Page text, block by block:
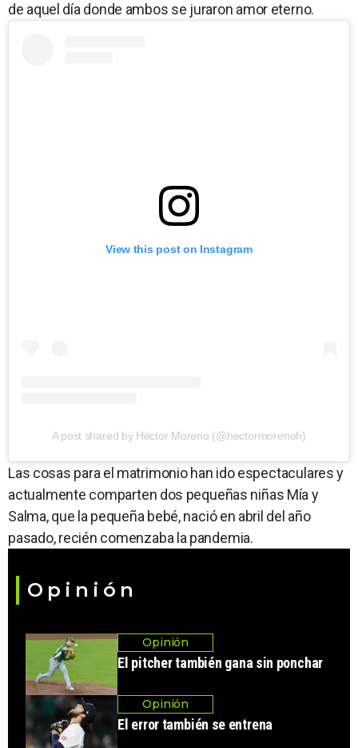
de aquel día donde ambos se juraron amor eterno.
View this post on Instagram
A post shared by Héctor Moreno (@hectormorenoh)
Las cosas para el matrimonio han ido espectaculares y
actualmente comparten dos pequeñas niñas Mía y
Salma, que la pequeña bebé, nació en abril del año
pasado, recién comenzaba la pandemia.
Opinión
Opinión
El pitcher también gana sin ponchar
Opinión
El error también se entrena